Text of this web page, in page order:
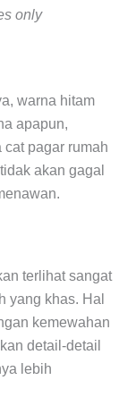
only
warna hitam
apapun,
pagar rumah
akan gagal
terlihat sangat
yang khas. Hal
kemewahan
detail-detail
lebih